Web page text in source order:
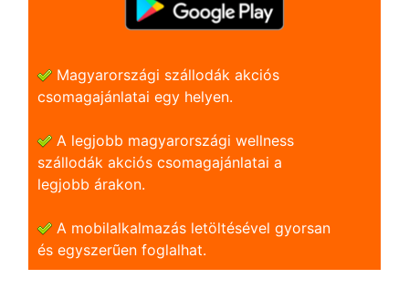
Magyarországi szállodák akciós
csomagajánlatai egy helyen.
A legjobb magyarországi wellness
szállodák akciós csomagajánlatai a
legjobb árakon.
A mobilalkalmazás letöltésével gyorsan
és egyszerũen foglalhat.